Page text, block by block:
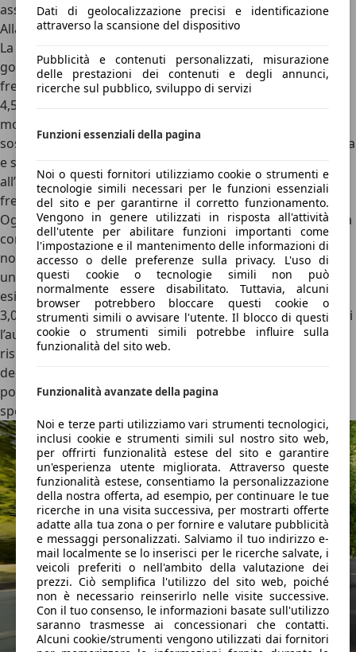
Dati di geolocalizzazione precisi e identificazione
attraverso la scansione del dispositivo
Pubblicità e contenuti personalizzati, misurazione
delle prestazioni dei contenuti e degli annunci,
ricerche sul pubblico, sviluppo di servizi
Funzioni essenziali della pagina
Noi o questi fornitori utilizziamo cookie o strumenti e
tecnologie simili necessari per le funzioni essenziali
del sito e per garantirne il corretto funzionamento.
Vengono in genere utilizzati in risposta all'attività
dell'utente per abilitare funzioni importanti come
l'impostazione e il mantenimento delle informazioni di
accesso o delle preferenze sulla privacy. L'uso di
questi cookie o tecnologie simili non può
normalmente essere disabilitato. Tuttavia, alcuni
browser potrebbero bloccare questi cookie o
strumenti simili o avvisare l'utente. Il blocco di questi
cookie o strumenti simili potrebbe influire sulla
funzionalità del sito web.
Funzionalità avanzate della pagina
Noi e terze parti utilizziamo vari strumenti tecnologici,
inclusi cookie e strumenti simili sul nostro sito web,
per offrirti funzionalità estese del sito e garantire
un'esperienza utente migliorata. Attraverso queste
funzionalità estese, consentiamo la personalizzazione
della nostra offerta, ad esempio, per continuare le tue
ricerche in una visita successiva, per mostrarti offerte
adatte alla tua zona o per fornire e valutare pubblicità
e messaggi personalizzati. Salviamo il tuo indirizzo e-
mail localmente se lo inserisci per le ricerche salvate, i
veicoli preferiti o nell'ambito della valutazione dei
prezzi. Ciò semplifica l'utilizzo del sito web, poiché
non è necessario reinserirlo nelle visite successive.
Con il tuo consenso, le informazioni basate sull'utilizzo
saranno trasmesse ai concessionari che contatti.
Alcuni cookie/strumenti vengono utilizzati dai fornitori
assoluto nella categoria delle microcar.
Alla guida della Ligier JS50: con il Diesel si va lontano
La
gode non solo del servosterzo elettrico bensì di quattro
freni a disco e di un raggio di sterzata molto ridotto (soli
4,5 metri) per facilitare svolte e manovre. Il telaio
monoblocco in alluminio con rinforzi strutturali e le
sospensioni anteriori MacPherson aggiungono robustezza
e stabilità, mentre i freni a disco su tutte le ruote (220 mm
all’anteriore e 180 mm al posteriore) assicurano una
frenata pronta ed efficace.
Oggetto di questa prova è laversione Diesel, equipaggiata
con il nuovo motore REVO D+ da 499,8 cc, conforme alla
normativa Euro 5+. Con 6 kW di potenza a 2.200 giri/min e
una coppia di 27 Nm, offre uno spunto adeguato alle
esigenze cittadine. Il consumo medio si attesta intorno ai
3,0 l/100 km; facendo due calcoli, con ilserbatoio da 17 litri
l’autonomia si può spingere fino a 500 km, circa il doppio
rispetto all’elettrica con la batteria da 12,42 kWh. Obiettivo
degli ingegneri Ligier è stato quello di ridurre il più
possibile le vibrazioni e la rumorosità che ne deriva,
specialmente in fase di accensione.